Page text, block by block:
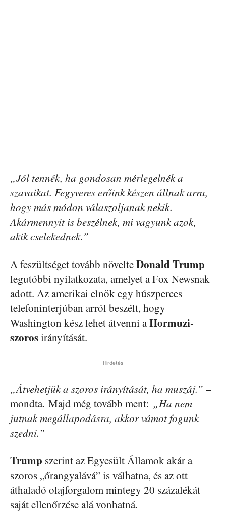
„Jól tennék, ha gondosan mérlegelnék a
szavaikat. Fegyveres erőink készen állnak arra,
hogy más módon válaszoljanak nekik.
Akármennyit is beszélnek, mi vagyunk azok,
akik cselekednek.”
A feszültséget tovább növelteDonald Trump
legutóbbi nyilatkozata, amelyet a Fox Newsnak
adott. Az amerikai elnök egy húszperces
telefoninterjúban arról beszélt, hogy
Washington kész lehet átvenni aHormuzi-
szorosirányítását.
Hirdetés
„Átvehetjük a szoros irányítását, ha muszáj.” –
mondta. Majd még tovább ment: „Ha nem
jutnak megállapodásra, akkor vámot fogunk
szedni.”
Trump szerint az Egyesült Államok akár a
szoros „őrangyalává” is válhatna, és az ott
áthaladó olajforgalom mintegy 20 százalékát
saját ellenőrzése alá vonhatná.